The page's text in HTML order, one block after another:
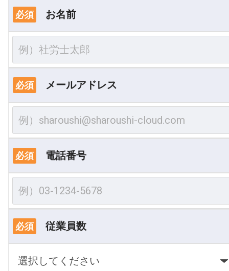
必須 お名前
必須 メールアドレス
必須 電話番号
必須 従業員数